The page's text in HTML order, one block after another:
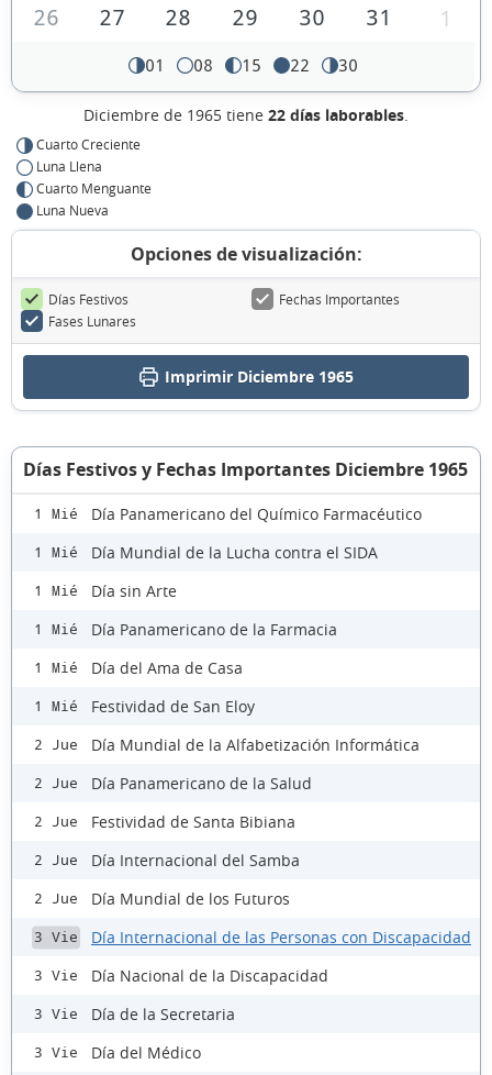
26
27 28 29 30 31 1
01 08 15 22 30
Diciembre de 1965 tiene 22 días laborables.
Cuarto Creciente
Luna Llena
Cuarto Menguante
Luna Nueva
Opciones de visualización:
Días Festivos
Fechas Importantes
Fases Lunares
Imprimir Diciembre 1965
Días Festivos y Fechas Importantes Diciembre 1965
1 Mié Día Panamericano del Químico Farmacéutico
1 Mié Día Mundial de la Lucha contra el SIDA
1 Mié Día sin Arte
1 Mié Día Panamericano de la Farmacia
1 Mié Día del Ama de Casa
1 Mié Festividad de San Eloy
2 Jue Día Mundial de la Alfabetización Informática
2 Jue Día Panamericano de la Salud
2 Jue Festividad de Santa Bibiana
2 Jue Día Internacional del Samba
2 Jue Día Mundial de los Futuros
3 Vie Día Internacional de las Personas con Discapacidad
3 Vie Día Nacional de la Discapacidad
3 Vie Día de la Secretaria
3 Vie Día del Médico